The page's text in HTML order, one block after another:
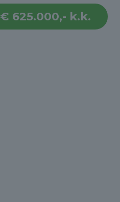
€ 625.000,- k.k.